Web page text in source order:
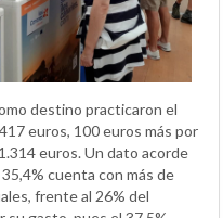
destino practicaron el
euros, 100 euros más por
euros. Un dato acorde
cuenta con más de
frente al 26% del